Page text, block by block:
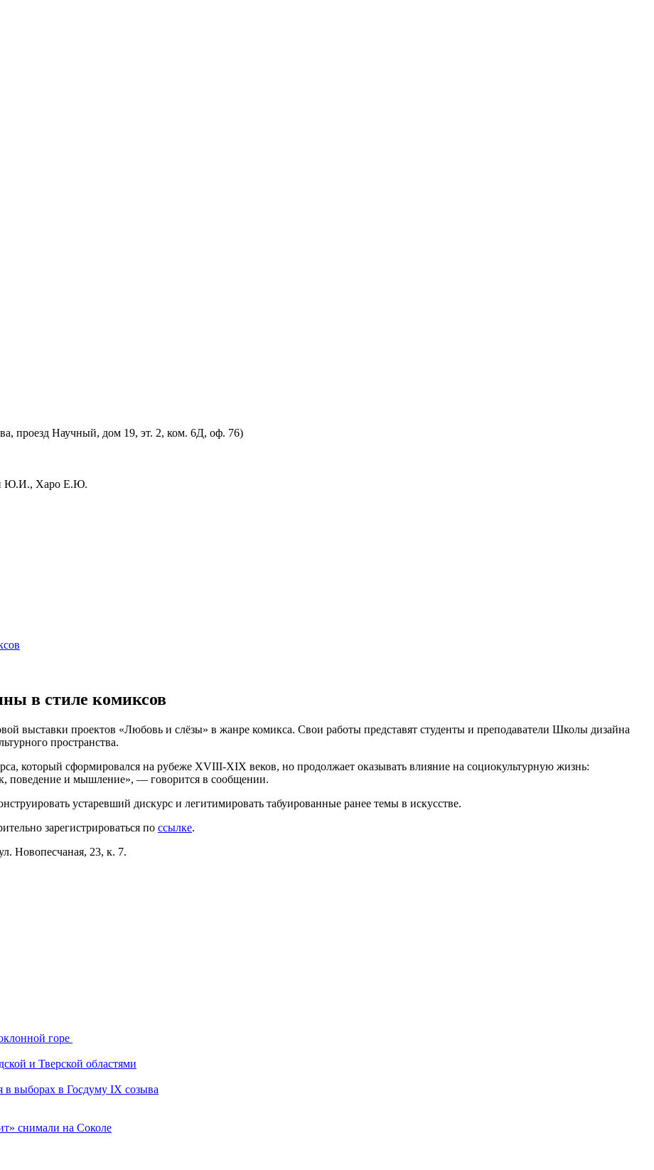
проезд Научный, дом 19, эт. 2, ком. 6Д, оф. 76)
Ю.И., Харо Е.Ю.
в стиле комиксов
выставки проектов «Любовь и слёзы» в жанре комикса. Свои работы представят студенты и преподаватели Школы дизайна
пространства.
который сформировался на рубеже XVIII-XIX веков, но продолжает оказывать влияние на социокультурную жизнь:
поведение и мышление», — говорится в сообщении.
устаревший дискурс и легитимировать табуированные ранее темы в искусстве.
зарегистрироваться по ссылке.
Новопесчаная, 23, к. 7.
горе
и Тверской областями
в выборах в Госдуму IX созыва
снимали на Соколе